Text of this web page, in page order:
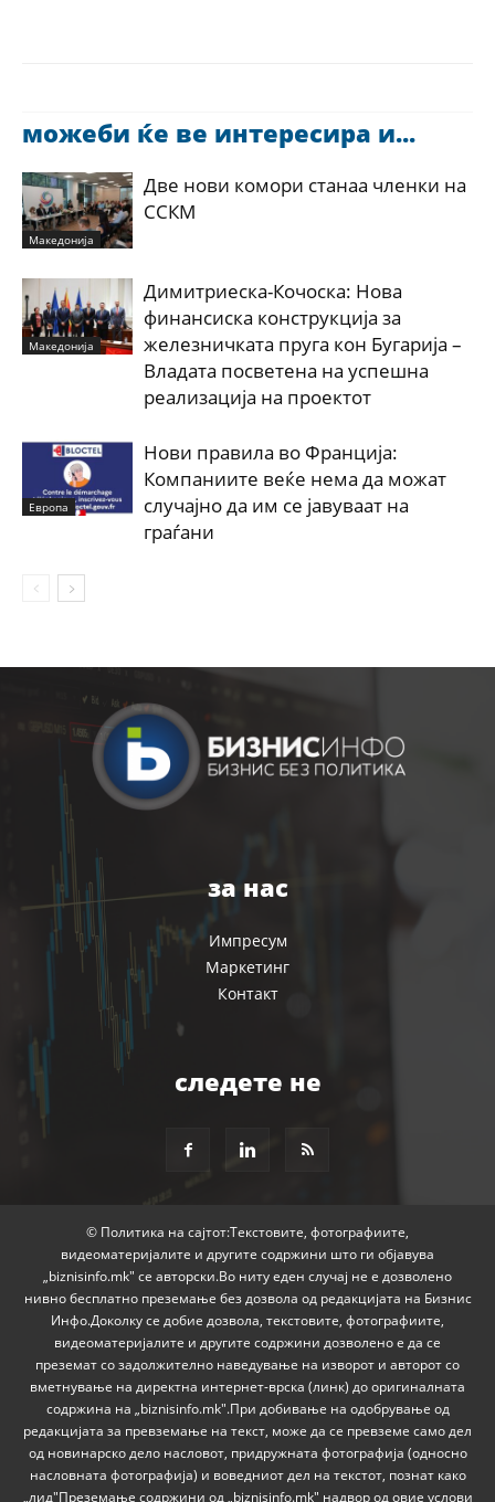
можеби ќе ве интересира и...
Македонија
Две нови комори станаа членки на
ССКМ
Македонија
Димитриеска-Кочоска: Нова
финансиска конструкција за
железничката пруга кон Бугарија –
Владата посветена на успешна
реализација на проектот
Европа
Нови правила во Франција:
Компаниите веќе нема да можат
случајно да им се јавуваат на
граѓани
за нас
Импресум
Маркетинг
Контакт
следете не
© Политика на сајтот:Текстовите, фотографиите,
видеоматеријалите и другите содржини што ги објавува
„biznisinfo.mk" се авторски.Во ниту еден случај не е дозволено
нивно бесплатно преземање без дозвола од редакцијата на Бизнис
Инфо.Доколку се добие дозвола, текстовите, фотографиите,
видеоматеријалите и другите содржини дозволено е да се
преземат со задолжително наведување на изворот и авторот со
вметнување на директна интернет-врска (линк) до оригиналната
содржина на „biznisinfo.mk".При добивање на одобрување од
редакцијата за превземање на текст, може да се превземе само дел
од новинарско дело насловот, придружната фотографија (односно
насловната фотографија) и воведниот дел на текстот, познат како
„лид"Преземање содржини од „biznisinfo.mk" надвор од овие услови